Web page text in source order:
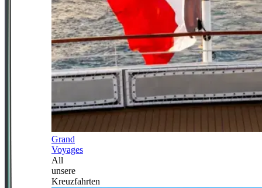
Grand
Voyages
All
unsere
Kreuzfahrten